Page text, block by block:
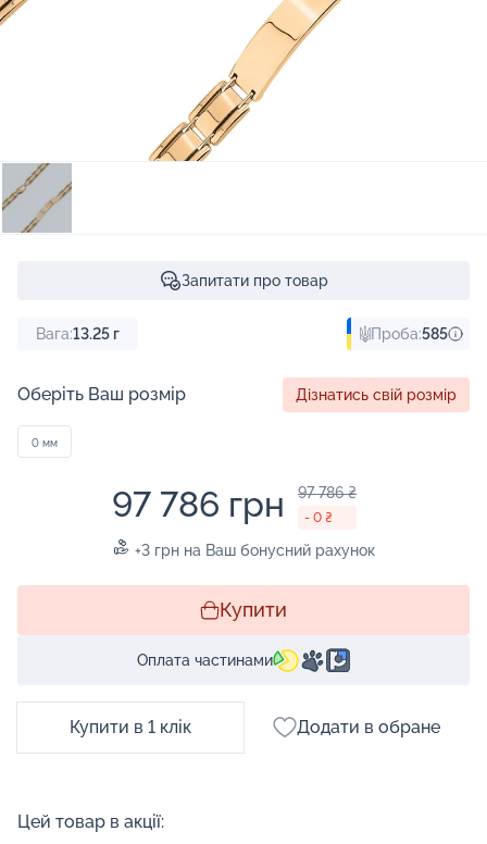
Запитати про товар
Вага:13.25 г Проба:585
Оберіть Ваш розмір Дізнатись свій розмір
0 мм
97 786 грн 97 786 ₴
- 0 ₴
+3 грн на Ваш бонусний рахунок
Купити
Оплата частинами
Купити в 1 клік Додати в обране
Цей товар в акції: